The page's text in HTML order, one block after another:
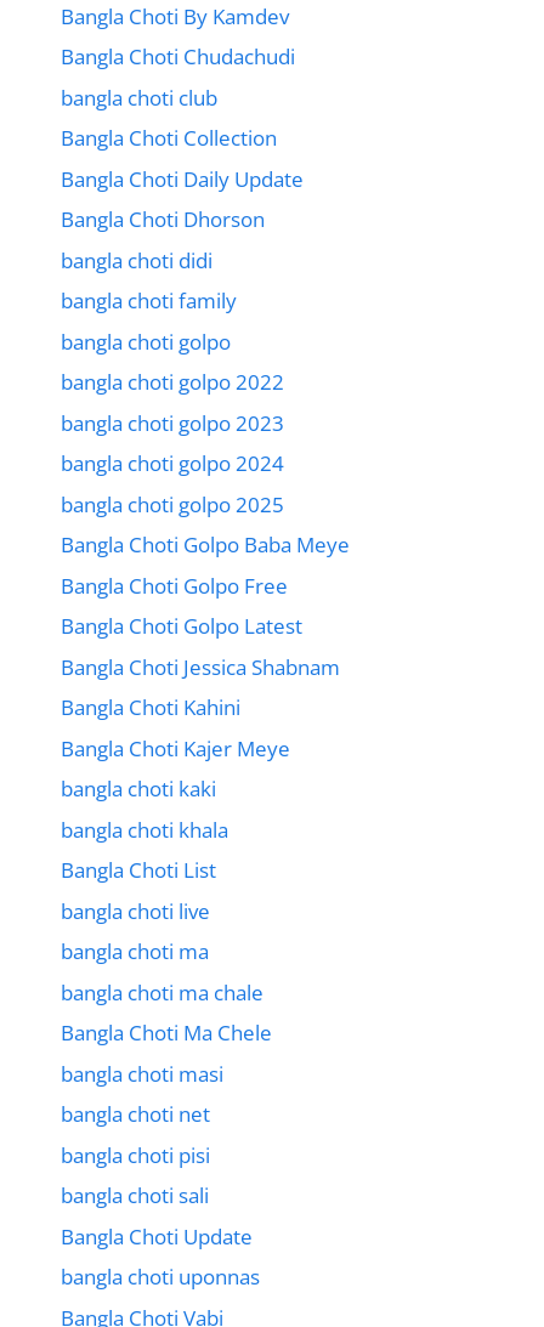
Bangla Choti By Kamdev
Bangla Choti Chudachudi
bangla choti club
Bangla Choti Collection
Bangla Choti Daily Update
Bangla Choti Dhorson
bangla choti didi
bangla choti family
bangla choti golpo
bangla choti golpo 2022
bangla choti golpo 2023
bangla choti golpo 2024
bangla choti golpo 2025
Bangla Choti Golpo Baba Meye
Bangla Choti Golpo Free
Bangla Choti Golpo Latest
Bangla Choti Jessica Shabnam
Bangla Choti Kahini
Bangla Choti Kajer Meye
bangla choti kaki
bangla choti khala
Bangla Choti List
bangla choti live
bangla choti ma
bangla choti ma chale
Bangla Choti Ma Chele
bangla choti masi
bangla choti net
bangla choti pisi
bangla choti sali
Bangla Choti Update
bangla choti uponnas
Bangla Choti Vabi